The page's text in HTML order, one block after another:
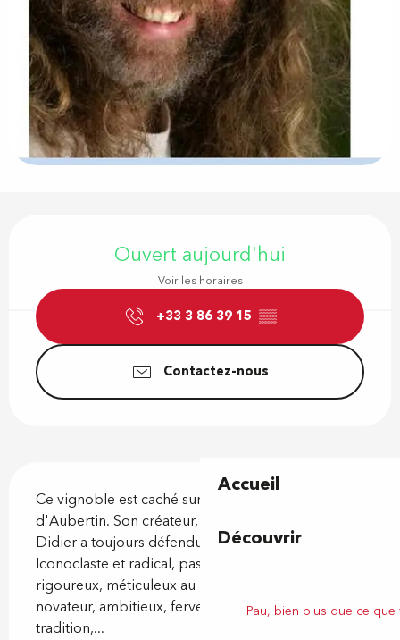
Accueil
Découvrir
Pau, bien plus que ce
Ouvert aujourd'hui
Voir les horaires
+33 3 86 39 15 ▒▒
Contactez-nous
Ce vignoble est caché sur les hauteurs du village
d'Aubertin. Son créateur, actif et polémique,
Didier a toujours défendu le caractère des ses vins.
Iconoclaste et radical, passionné mais exigeant et
rigoureux, méticuleux au plus haut degré,
novateur, ambitieux, fervent défenseur de la
tradition,...